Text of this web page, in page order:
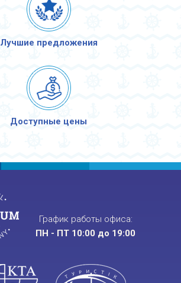
Лучшие предложения
Доступные цены
График работы офиса:
ПН - ПТ 10:00 до 19:00